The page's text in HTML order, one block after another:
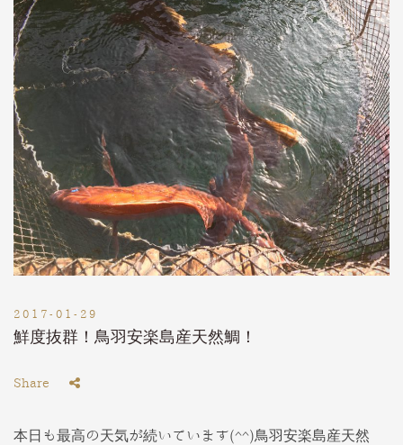
2017-01-29
鮮度抜群！鳥羽安楽島産天然鯛！
Share
本日も最高の天気が続いています(^^)鳥羽安楽島産天然